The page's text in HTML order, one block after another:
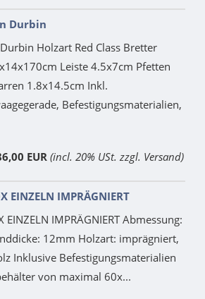
Durbin
Holzart Red Class Bretter
Leiste 4.5x7cm Pfetten
1.8x14.5cm Inkl.
Befestigungsmaterialien,
EUR (incl. 20% USt. zzgl. Versand)
EINZELN IMPRÄGNIERT
EINZELN IMPRÄGNIERT Abmessung:
12mm Holzart: imprägniert,
Inklusive Befestigungsmaterialien
von maximal 60x...